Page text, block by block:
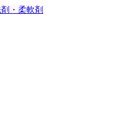
・柔軟剤